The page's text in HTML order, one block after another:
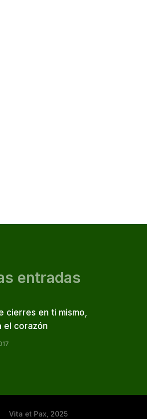
entradas
cierres en ti mismo,
el corazón
Vita et Pax, 2025